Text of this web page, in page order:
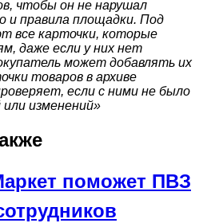
чтобы он не нарушал
и правила площадки. Под
все карточки, которые
даже если у них нет
может добавлять их
товаров в архиве
если с ними не было
или изменений»
поможет ПВЗ